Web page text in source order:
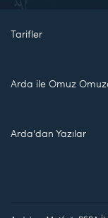
Tarifler
Arda ile Omuz
Arda'dan Yazılar